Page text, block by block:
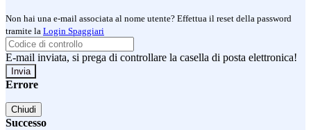
Non hai una e-mail associata al nome utente? Effettua il reset della password
tramite la Login Spaggiari
E-mail inviata, si prega di controllare la casella di posta elettronica!
Errore
Chiudi
Successo